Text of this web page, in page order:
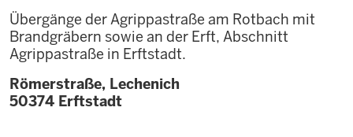
Übergänge der Agrippastraße am Rotbach mit
Brandgräbern sowie an der Erft, Abschnitt
Agrippastraße in Erftstadt.
Römerstraße, Lechenich
50374 Erftstadt